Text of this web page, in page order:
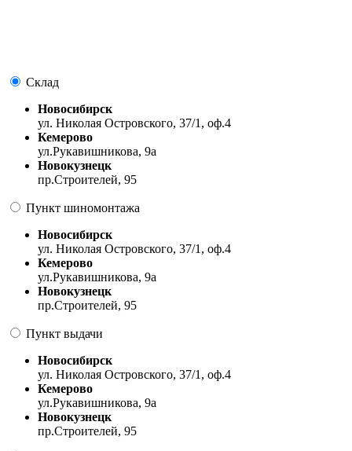
Склад
Новосибирск
ул. Николая Островского, 37/1, оф.4
Кемерово
ул.Рукавишникова, 9а
Новокузнецк
пр.Строителей, 95
Пункт шиномонтажа
Новосибирск
ул. Николая Островского, 37/1, оф.4
Кемерово
ул.Рукавишникова, 9а
Новокузнецк
пр.Строителей, 95
Пункт выдачи
Новосибирск
ул. Николая Островского, 37/1, оф.4
Кемерово
ул.Рукавишникова, 9а
Новокузнецк
пр.Строителей, 95